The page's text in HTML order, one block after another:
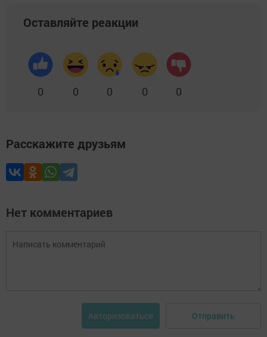
Оставляйте реакции
0 0 0 0 0
Расскажите друзьям
Нет комментариев
Авторизоваться Отправить